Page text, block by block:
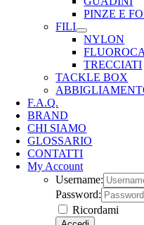
PINZE E
FILI
NYLON
TRECCIATI
TACKLE BOX
F.A.Q.
BRAND
CHI SIAMO
GLOSSARIO
CONTATTI
My Account
Username:
Password:
Ricordami